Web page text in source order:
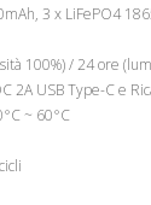
3 x LiFePO4
100%) / 24 ore
2A USB Type-C e
~ 60°C